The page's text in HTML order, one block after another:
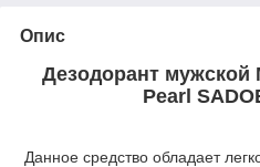
Опис
Дезодорант мужской
Pearl
Данное средство обладает